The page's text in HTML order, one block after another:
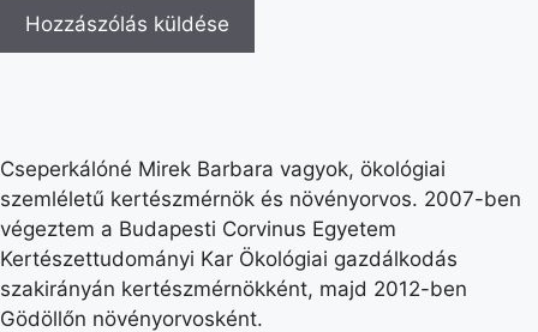
Cseperkálóné Mirek Barbara vagyok, ökológiai
szemléletű kertészmérnök és növényorvos. 2007-ben
végeztem a Budapesti Corvinus Egyetem
Kertészettudományi Kar Ökológiai gazdálkodás
szakirányán kertészmérnökként, majd 2012-ben
Gödöllőn növényorvosként.